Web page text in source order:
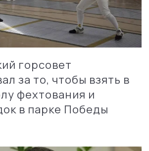
горсовет
за то, чтобы взять в
фехтования и
в парке Победы